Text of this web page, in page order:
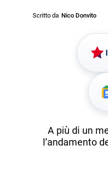
Scritto da Nico Donvito
A più di un
l’andamento